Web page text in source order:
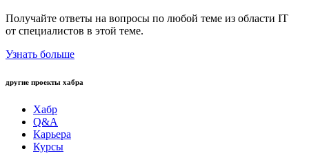
Получайте ответы на вопросы по любой теме из области IT
от специалистов в этой теме.
Узнать больше
другие проекты хабра
Хабр
Q&A
Карьера
Курсы